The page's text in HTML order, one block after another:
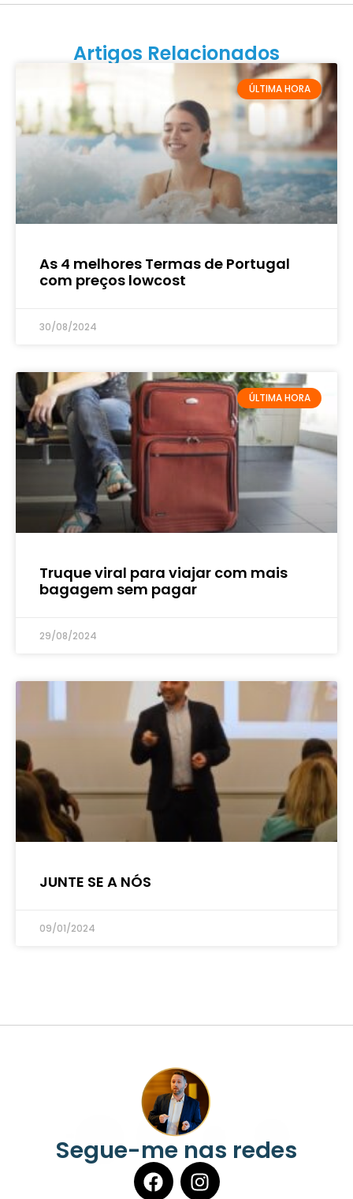
Artigos Relacionados
ÚLTIMA HORA
As 4 melhores Termas de Portugal
com preços lowcost
30/08/2024
ÚLTIMA HORA
Truque viral para viajar com mais
bagagem sem pagar
29/08/2024
JUNTE SE A NÓS
09/01/2024
Segue-me nas redes